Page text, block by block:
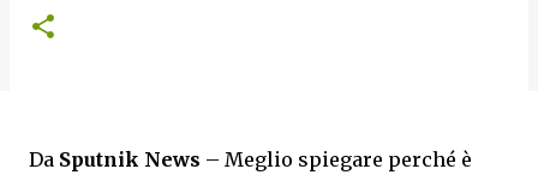
Da Sputnik News – Meglio spiegare perché è